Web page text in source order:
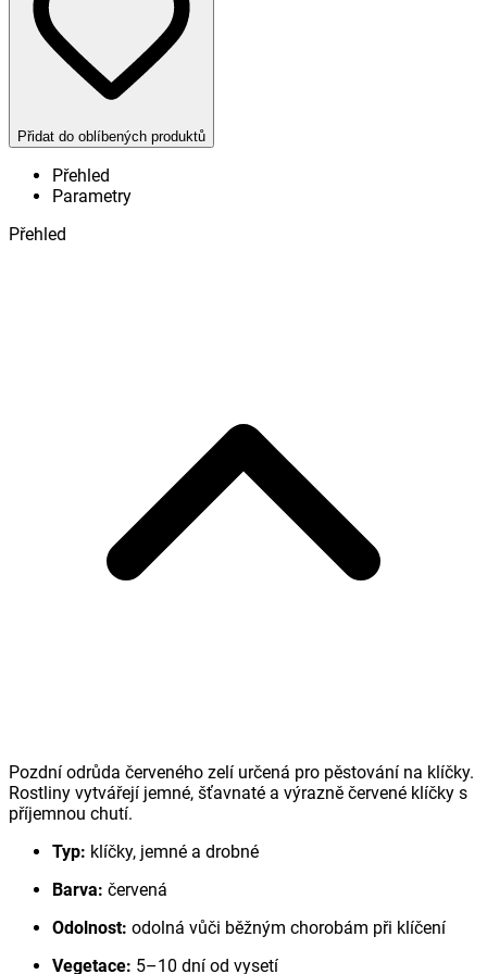
Přidat do oblíbených produktů
Přehled
Parametry
Přehled
Pozdní odrůda červeného zelí určená pro pěstování na klíčky.
Rostliny vytvářejí jemné, šťavnaté a výrazně červené klíčky s
příjemnou chutí.
Typ: klíčky, jemné a drobné
Barva: červená
Odolnost: odolná vůči běžným chorobám při klíčení
Vegetace: 5–10 dní od vysetí